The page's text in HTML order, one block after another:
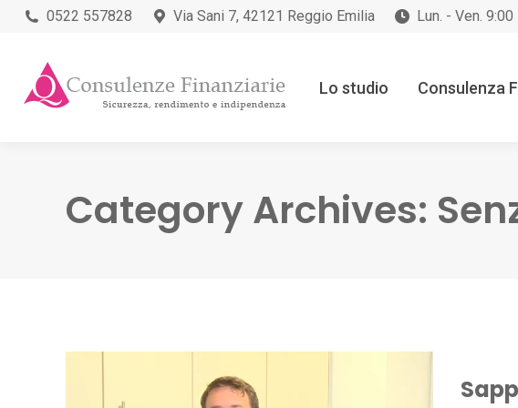
0522 557828 Via Sani 7, 42121 Reggio Emilia Lun. - Ven.
Lo studio Consulenza
Category Archives: